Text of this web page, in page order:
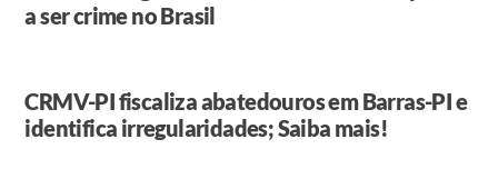
a ser crime no Brasil
CRMV-PI fiscaliza abatedouros em Barras-PI e
identifica irregularidades; Saiba mais!